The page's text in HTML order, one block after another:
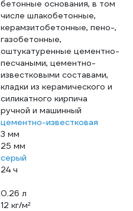
бетонные основания, в том
числе шлакобетонные,
керамзитобетонные, пено-,
газобетонные,
оштукатуренные цементно-
песчаными, цементно-
известковыми составами,
кладки из керамического и
силикатного кирпича
ручной и машинный
цементно-известковая
3 мм
25 мм
серый
24 ч
0.26 л
12 кг/м²